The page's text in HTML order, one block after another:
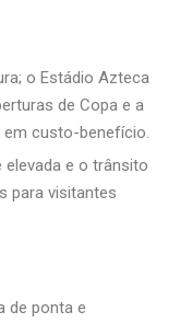
o Estádio Azteca
de Copa e a
custo-benefício.
elevada e o trânsito
para visitantes
de ponta e